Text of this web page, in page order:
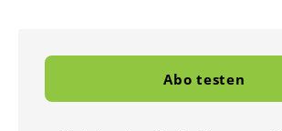
Abo testen